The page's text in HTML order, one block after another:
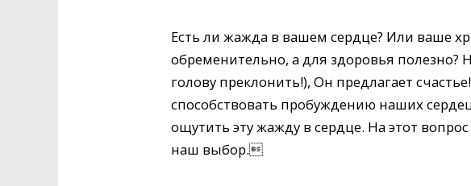
Есть ли жажда в вашем сердце? Или ваше
обременительно, а для здоровья полезно?
голову преклонить!), Он предлагает
способствовать пробуждению наших
ощутить эту жажду в сердце. На этот
наш выбор.